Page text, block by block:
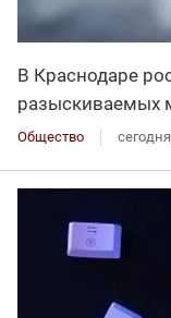
В Краснодаре
разыскиваемых
Общество